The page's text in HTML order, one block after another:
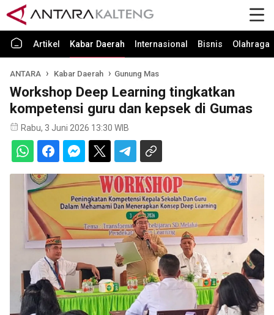
Artikel Kabar Daerah Internasional Bisnis Olahraga
ANTARA Kabar Daerah Gunung Mas
Workshop Deep Learning tingkatkan
kompetensi guru dan kepsek di Gumas
Rabu, 3 Juni 2026 13:30 WIB